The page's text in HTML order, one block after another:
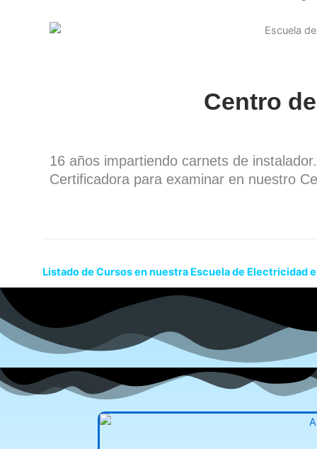
Centro
16 años impartiendo carnets de
Certificadora para examinar en nuestro
Listado de Cursos en nuestra Escuela de Electricidad